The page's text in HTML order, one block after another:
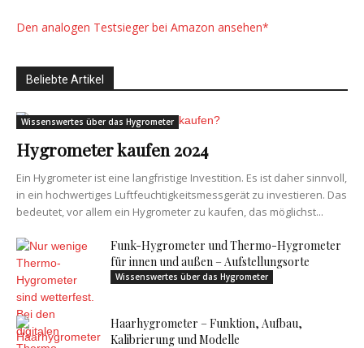
Den analogen Testsieger bei Amazon ansehen*
Beliebte Artikel
Wissenswertes über das Hygrometer
Hygrometer kaufen 2024
Ein Hygrometer ist eine langfristige Investition. Es ist daher sinnvoll,
in ein hochwertiges Luftfeuchtigkeitsmessgerät zu investieren. Das
bedeutet, vor allem ein Hygrometer zu kaufen, das möglichst...
Funk-Hygrometer und Thermo-Hygrometer
für innen und außen – Aufstellungsorte
Wissenswertes über das Hygrometer
Haarhygrometer – Funktion, Aufbau,
Kalibrierung und Modelle